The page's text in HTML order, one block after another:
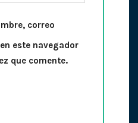
correo
este navegador
que comente.